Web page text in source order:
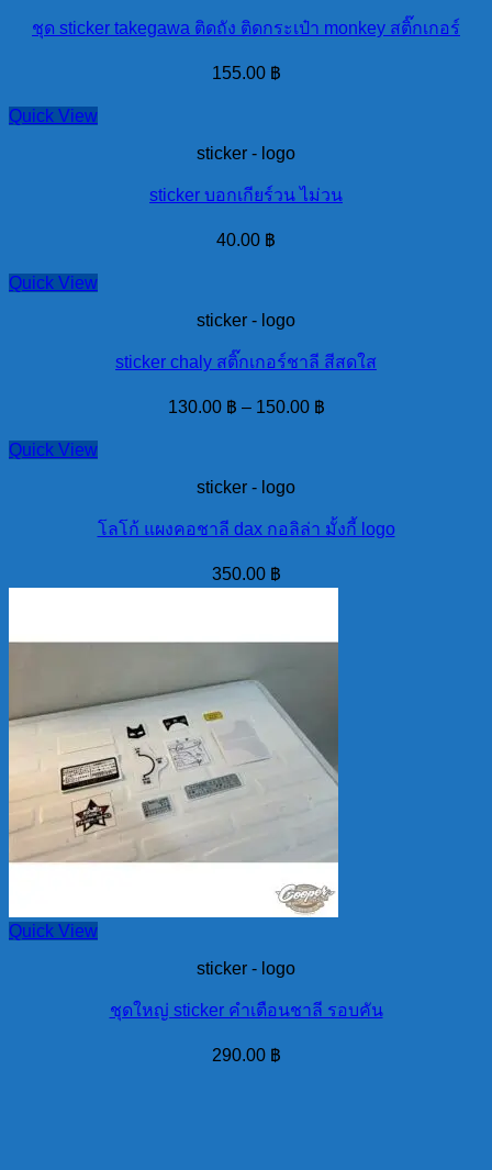
ชุด sticker takegawa ติดถัง ติดกระเป๋า monkey สติ๊กเกอร์
155.00 ฿
Quick View
sticker - logo
sticker บอกเกียร์วน ไม่วน
40.00 ฿
Quick View
sticker - logo
sticker chaly สติ๊กเกอร์ชาลี สีสดใส
130.00 ฿ – 150.00 ฿
Quick View
sticker - logo
โลโก้ แผงคอชาลี dax กอลิล่า มั้งกี้ logo
350.00 ฿
Quick View
sticker - logo
ชุดใหญ่ sticker คำเตือนชาลี รอบคัน
290.00 ฿